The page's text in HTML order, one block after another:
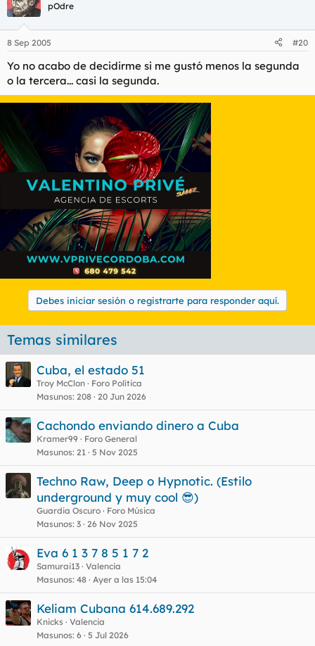
pOdre
8 Sep 2005 #20
Yo no acabo de decidirme si me gustó menos la segunda
o la tercera... casi la segunda.
Debes iniciar sesión o registrarte para responder aquí.
Temas similares
Cuba, el estado 51
Troy McClon
Foro Política
Masunos 208 20 Jun 2026
Cachondo enviando dinero a Cuba
Kramer99
Foro General
Masunos 21 5 Nov 2025
Techno Raw, Deep o Hypnotic. (Estilo
underground y muy cool 😎)
Guardia Oscuro
Foro Música
Masunos 3 26 Nov 2025
Eva 6 1 3 7 8 5 1 7 2
Samurai13 Valencia
Masunos 48 Ayer a las 15:04
Keliam Cubana 614.689.292
Knicks Valencia
Masunos 6 5 Jul 2026